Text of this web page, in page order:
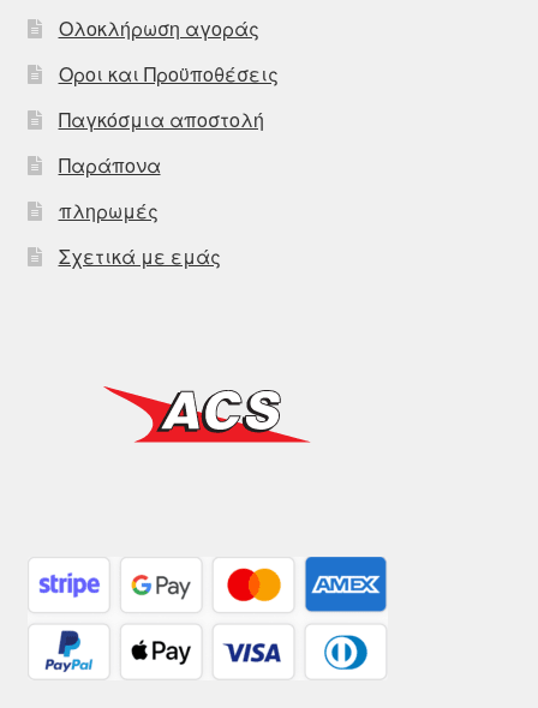
Ολοκλήρωση αγοράς
Οροι και Προϋποθέσεις
Παγκόσμια αποστολή
Παράπονα
πληρωμές
Σχετικά με εμάς